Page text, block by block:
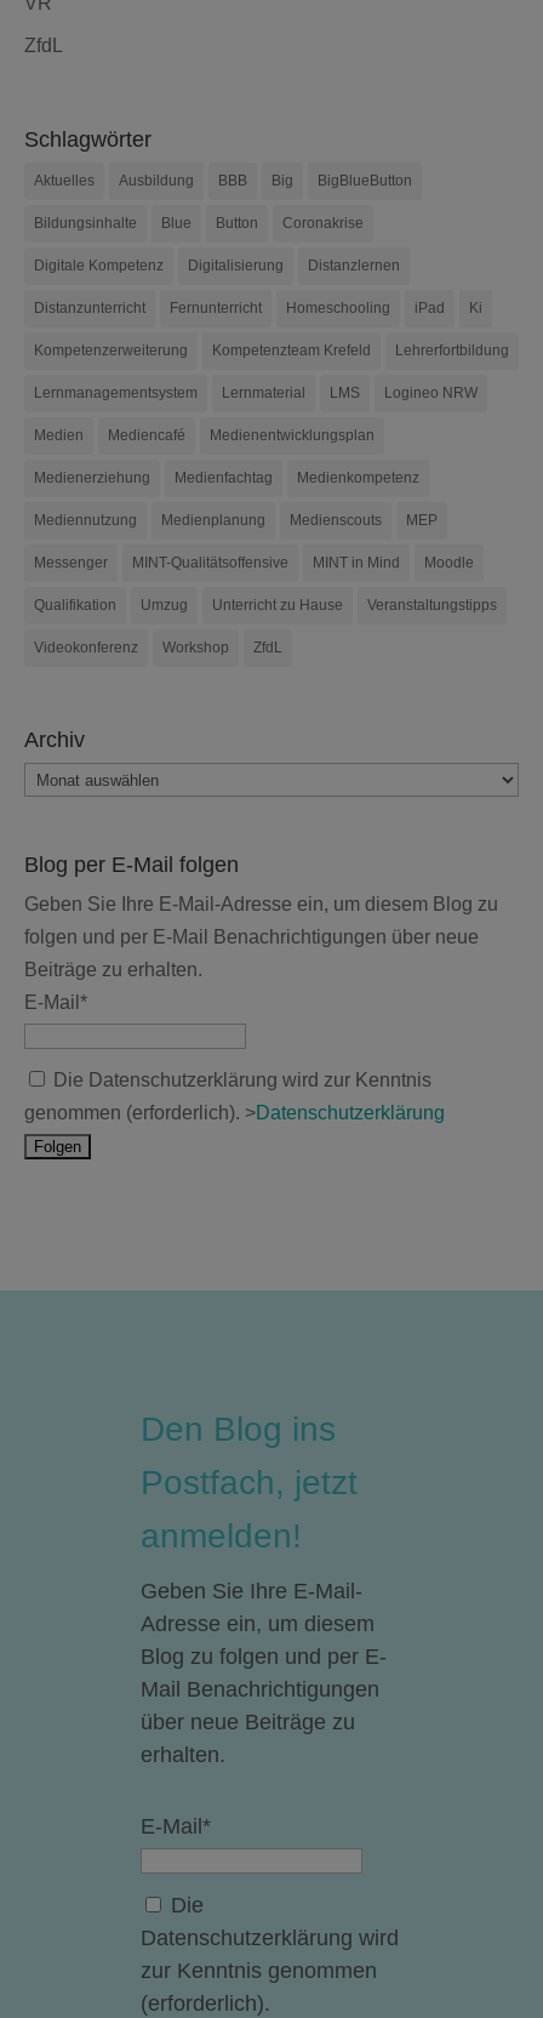
ZfdL
Schlagwörter
Aktuelles Ausbildung BBB Big BigBlueButton
Bildungsinhalte Blue Button Coronakrise
Digitale Kompetenz Digitalisierung Distanzlernen
Distanzunterricht Fernunterricht Homeschooling iPad Ki
Kompetenzerweiterung Kompetenzteam Krefeld Lehrerfortbildung
Lernmanagementsystem Lernmaterial LMS Logineo NRW
Medien Mediencafé Medienentwicklungsplan
Medienerziehung Medienfachtag Medienkompetenz
Mediennutzung Medienplanung Medienscouts MEP
Messenger MINT-Qualitätsoffensive MINT in Mind Moodle
Qualifikation Umzug Unterricht zu Hause Veranstaltungstipps
Videokonferenz Workshop ZfdL
Archiv
Archiv
Blog per E-Mail folgen
Geben Sie Ihre E-Mail-Adresse ein, um diesem Blog zu
folgen und per E-Mail Benachrichtigungen über neue
Beiträge zu erhalten.
E-Mail*
Die Datenschutzerklärung wird zur Kenntnis
genommen (erforderlich). >Datenschutzerklärung
Den Blog ins
Postfach, jetzt
anmelden!
Geben Sie Ihre E-Mail-
Adresse ein, um diesem
Blog zu folgen und per E-
Mail Benachrichtigungen
über neue Beiträge zu
erhalten.
E-Mail*
Die
Datenschutzerklärung wird
zur Kenntnis genommen
(erforderlich).